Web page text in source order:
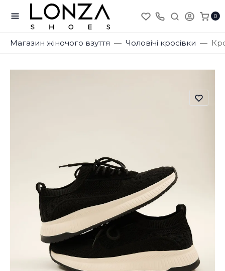
0
Магазин жіночого взуття Чоловічі кросівки